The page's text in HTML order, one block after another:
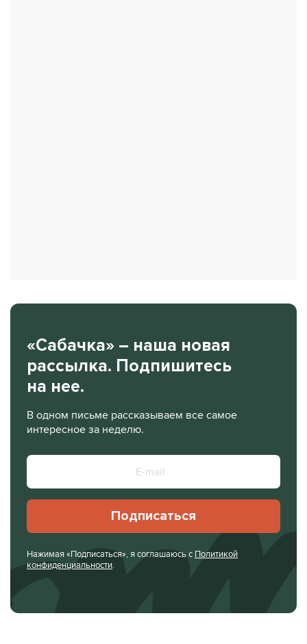
«Сабачка» – наша новая
рассылка. Подпишитесь
на нее.
В одном письме рассказываем все самое
интересное за неделю.
Подписаться
Нажимая «Подписаться», я соглашаюсь с Политикой
конфиденциальности.